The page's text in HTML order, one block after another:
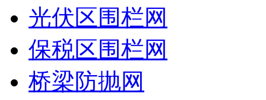
光伏区围栏网
保税区围栏网
桥梁防抛网